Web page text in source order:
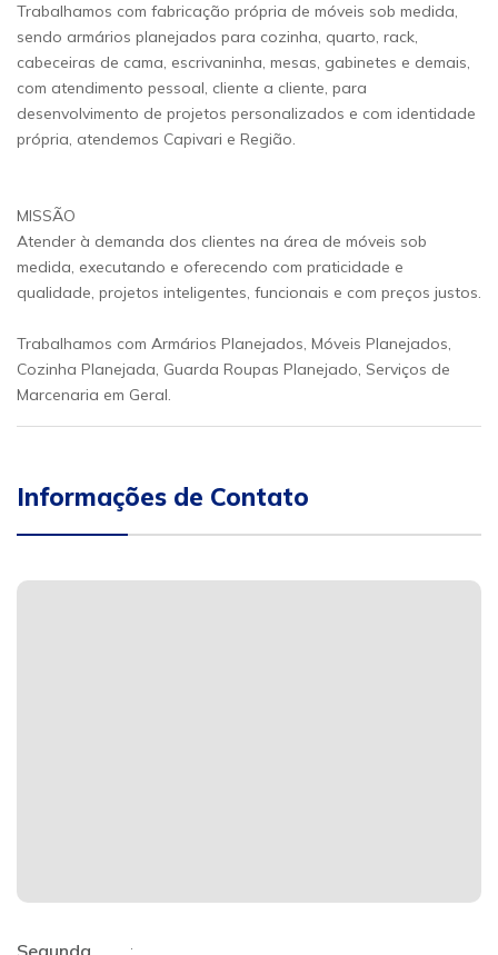
Trabalhamos com fabricação própria de móveis sob medida,
sendo armários planejados para cozinha, quarto, rack,
cabeceiras de cama, escrivaninha, mesas, gabinetes e demais,
com atendimento pessoal, cliente a cliente, para
desenvolvimento de projetos personalizados e com identidade
própria, atendemos Capivari e Região.
MISSÃO
Atender à demanda dos clientes na área de móveis sob
medida, executando e oferecendo com praticidade e
qualidade, projetos inteligentes, funcionais e com preços justos.
Trabalhamos com Armários Planejados, Móveis Planejados,
Cozinha Planejada, Guarda Roupas Planejado, Serviços de
Marcenaria em Geral.
Informações de Contato
Segunda
: